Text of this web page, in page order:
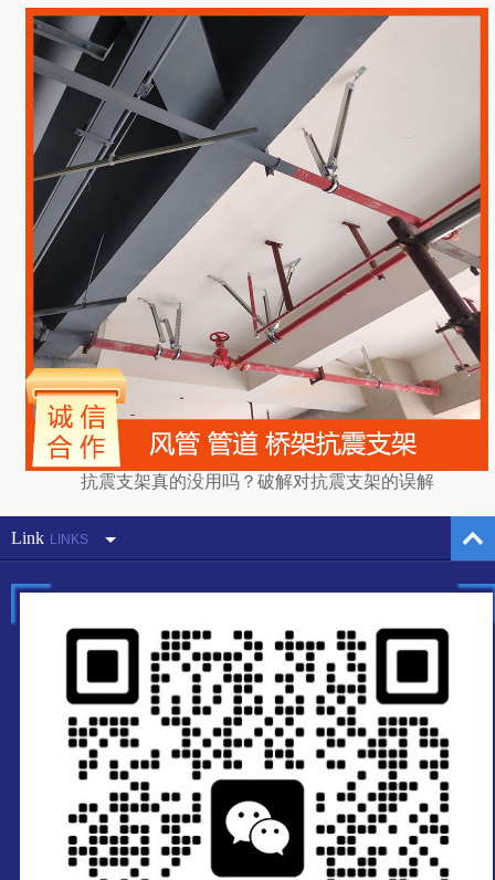
抗震支架真的没用吗？破解对抗震支架的误解
Link LINKS